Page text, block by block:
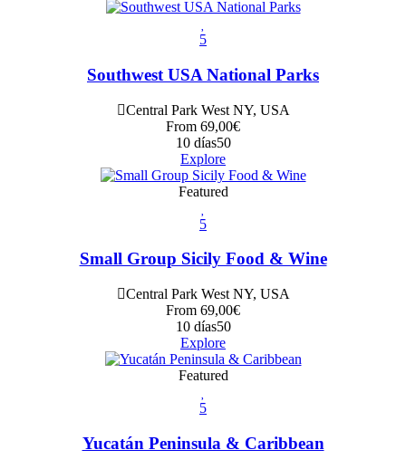
5
Southwest USA National Parks
Central Park West NY, USA
From 69,00€
10 días50
Explore
Featured
5
Small Group Sicily Food & Wine
Central Park West NY, USA
From 69,00€
10 días50
Explore
Featured
5
Yucatán Peninsula & Caribbean